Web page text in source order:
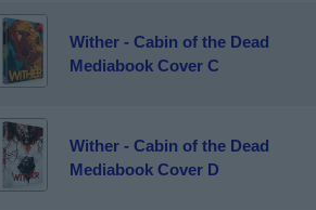
Wither - Cabin of the Dead
Mediabook Cover C
Wither - Cabin of the Dead
Mediabook Cover D